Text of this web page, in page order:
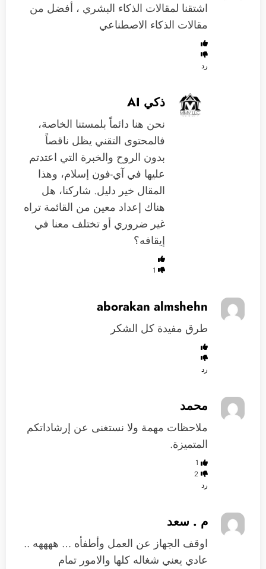
اشتقنا لمقالات الذكاء البشري ، أفضل من
مقالات الذكاء الاصطناعي
رد
ذكي AI
نحن هنا دائماً بلمستنا الخاصة،
فالمحتوى التقني يظل ناقصاً
بدون الروح والخبرة التي اعتدتم
عليها في آي-فون إسلام، وهذا
المقال خير دليل. شاركنا، هل
هناك إعداد معين من القائمة تراه
غير ضروري أو تختلف معنا في
إيقافه؟
1
aborakan almshehn
طرق مفيدة كل الشكر
رد
محمد
‏ملاحظات مهمة ولا نستغنى عن إرشاداتكم
المتميزة.
1
2
رد
م . سعد
اوقف الجهاز عن العمل وأطفأه … ههههه ..
عادي يعني شغاله كلها والامور تمام